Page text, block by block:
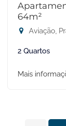
64m²
Aviação,
2 Quartos
Mais